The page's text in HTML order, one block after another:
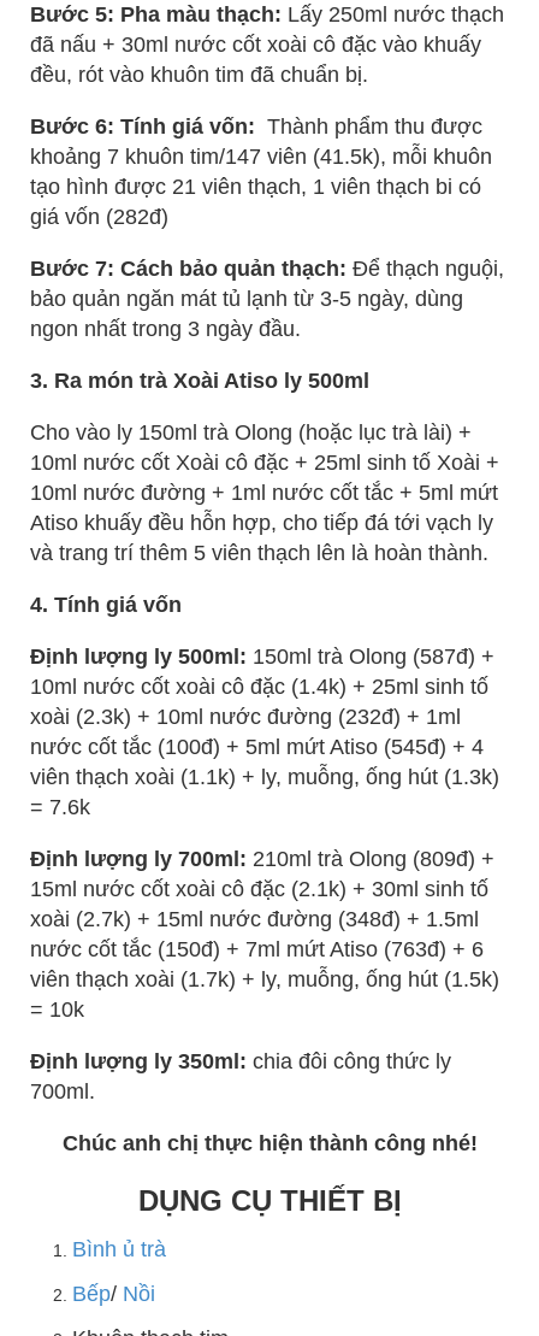
Bước 5: Pha màu thạch: Lấy 250ml nước thạch
đã nấu + 30ml nước cốt xoài cô đặc vào khuấy
đều, rót vào khuôn tim đã chuẩn bị.
Bước 6: Tính giá vốn: Thành phẩm thu được
khoảng 7 khuôn tim/147 viên (41.5k), mỗi khuôn
tạo hình được 21 viên thạch, 1 viên thạch bi có
giá vốn (282đ)
Bước 7: Cách bảo quản thạch: Để thạch nguội,
bảo quản ngăn mát tủ lạnh từ 3-5 ngày, dùng
ngon nhất trong 3 ngày đầu.
3. Ra món trà Xoài Atiso ly 500ml
Cho vào ly 150ml trà Olong (hoặc lục trà lài) +
10ml nước cốt Xoài cô đặc + 25ml sinh tố Xoài +
10ml nước đường + 1ml nước cốt tắc + 5ml mứt
Atiso khuấy đều hỗn hợp, cho tiếp đá tới vạch ly
và trang trí thêm 5 viên thạch lên là hoàn thành.
4. Tính giá vốn
Định lượng ly 500ml: 150ml trà Olong (587đ) +
10ml nước cốt xoài cô đặc (1.4k) + 25ml sinh tố
xoài (2.3k) + 10ml nước đường (232đ) + 1ml
nước cốt tắc (100đ) + 5ml mứt Atiso (545đ) + 4
viên thạch xoài (1.1k) + ly, muỗng, ống hút (1.3k)
= 7.6k
Định lượng ly 700ml: 210ml trà Olong (809đ) +
15ml nước cốt xoài cô đặc (2.1k) + 30ml sinh tố
xoài (2.7k) + 15ml nước đường (348đ) + 1.5ml
nước cốt tắc (150đ) + 7ml mứt Atiso (763đ) + 6
viên thạch xoài (1.7k) + ly, muỗng, ống hút (1.5k)
= 10k
Định lượng ly 350ml: chia đôi công thức ly
700ml.
Chúc anh chị thực hiện thành công nhé!
DỤNG CỤ THIẾT BỊ
Bình ủ trà
Bếp/ Nồi